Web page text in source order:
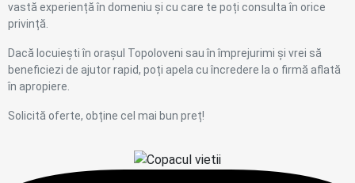
vastă experiență în domeniu și cu care te poți consulta în orice
privință.
Dacă locuiești în orașul Topoloveni sau în împrejurimi și vrei să
beneficiezi de ajutor rapid, poți apela cu încredere la o firmă aflată
în apropiere.
Solicită oferte, obține cel mai bun preț!